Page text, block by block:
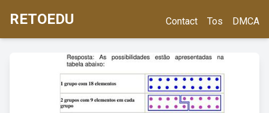
RETOEDU Contact Tos DMCA